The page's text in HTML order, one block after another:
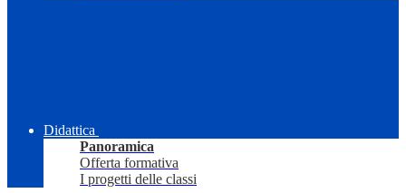
Didattica
Panoramica
Offerta formativa
I progetti delle classi